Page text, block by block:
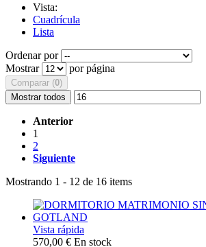
Vista:
Cuadrícula
Lista
Ordenar por
Mostrar
por página
Comparar (0)
Mostrar todos
Anterior
1
2
Siguiente
Mostrando 1 - 12 de 16 items
Vista rápida
570,00 € En stock